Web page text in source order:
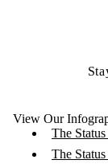
View Our
The
The